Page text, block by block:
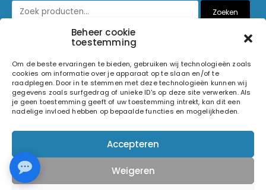
Beheer cookie
toestemming
Om de beste ervaringen te bieden, gebruiken wij technologieën zoals
cookies om informatie over je apparaat op te slaan en/of te
raadplegen. Door in te stemmen met deze technologieën kunnen wij
gegevens zoals surfgedrag of unieke ID's op deze site verwerken. Als
je geen toestemming geeft of uw toestemming intrekt, kan dit een
nadelige invloed hebben op bepaalde functies en mogelijkheden.
Accepteren
Weigeren
Zoeken
© 2026 Light and Sound Factory. Alle rechten voorbehouden.
Volg ons op